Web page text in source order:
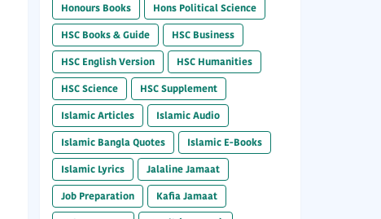
Honours Books
Hons Political Science
HSC Books & Guide
HSC Business
HSC English Version
HSC Humanities
HSC Science
HSC Supplement
Islamic Articles
Islamic Audio
Islamic Bangla Quotes
Islamic E-Books
Islamic Lyrics
Jalaline Jamaat
Job Preparation
Kafia Jamaat